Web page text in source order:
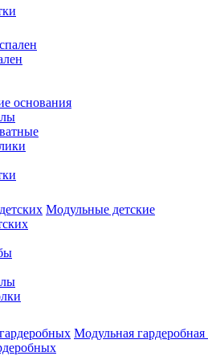
основания
Модульные детские
Модульная